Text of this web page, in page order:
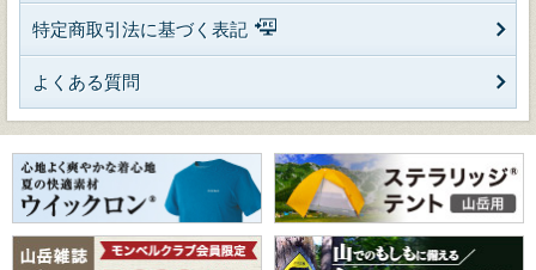
特定商取引法に基づく表記
よくある質問